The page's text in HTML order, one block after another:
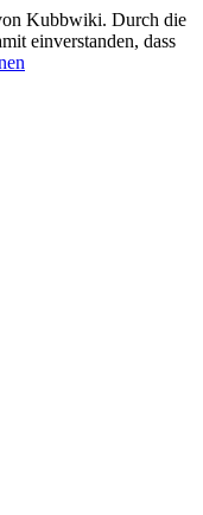
Kubbwiki. Durch die
einverstanden, dass